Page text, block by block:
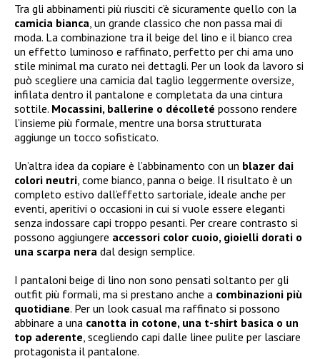
Tra gli abbinamenti più riusciti c’è sicuramente quello con la
camicia bianca , un grande classico che non passa mai di
moda. La combinazione tra il beige del lino e il bianco crea
un effetto luminoso e raffinato, perfetto per chi ama uno
stile minimal ma curato nei dettagli. Per un look da lavoro si
può scegliere una camicia dal taglio leggermente oversize,
infilata dentro il pantalone e completata da una cintura
sottile. Mocassini, ballerine o décolleté possono rendere
l’insieme più formale, mentre una borsa strutturata
aggiunge un tocco sofisticato.
Un’altra idea da copiare è l’abbinamento con un blazer dai
colori neutri , come bianco, panna o beige. Il risultato è un
completo estivo dall’effetto sartoriale, ideale anche per
eventi, aperitivi o occasioni in cui si vuole essere eleganti
senza indossare capi troppo pesanti. Per creare contrasto si
possono aggiungere accessori color cuoio, gioielli dorati o
una scarpa nera dal design semplice.
I pantaloni beige di lino non sono pensati soltanto per gli
outfit più formali, ma si prestano anche a combinazioni più
quotidiane. Per un look casual ma raffinato si possono
abbinare a una canotta in cotone, una t-shirt basica o un
top aderente , scegliendo capi dalle linee pulite per lasciare
protagonista il pantalone.